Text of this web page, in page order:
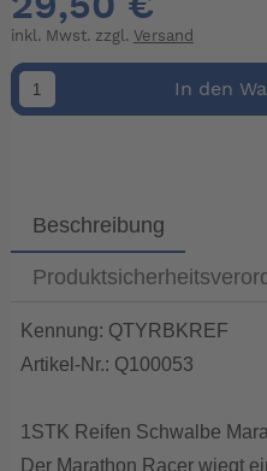
inkl. Mwst. zzgl. Versand
In den
Beschreibung
Kennung: QTYRBKREF
Artikel-Nr.: Q100053
1STK Reifen Schwalbe
Der Marathon Racer wiegt